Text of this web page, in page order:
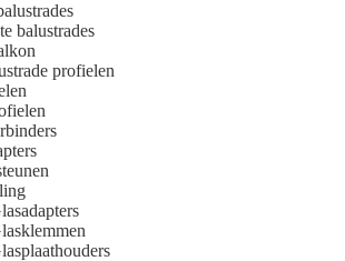
balustrades
profielen